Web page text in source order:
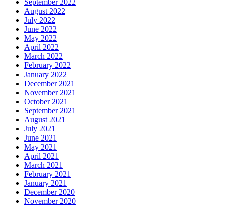
August 2022
July 2022
June 2022
May 2022
April 2022
March 2022
February 2022
January 2022
December 2021
November 2021
October 2021
September 2021
August 2021
July 2021
June 2021
May 2021
April 2021
March 2021
February 2021
January 2021
December 2020
November 2020